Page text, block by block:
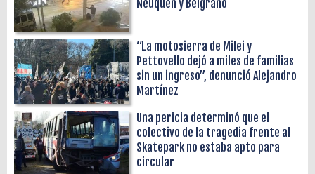
Neuquén y Belgrano
“La motosierra de Milei y
Pettovello dejó a miles de familias
sin un ingreso”, denunció Alejandro
Martínez
Una pericia determinó que el
colectivo de la tragedia frente al
Skatepark no estaba apto para
circular